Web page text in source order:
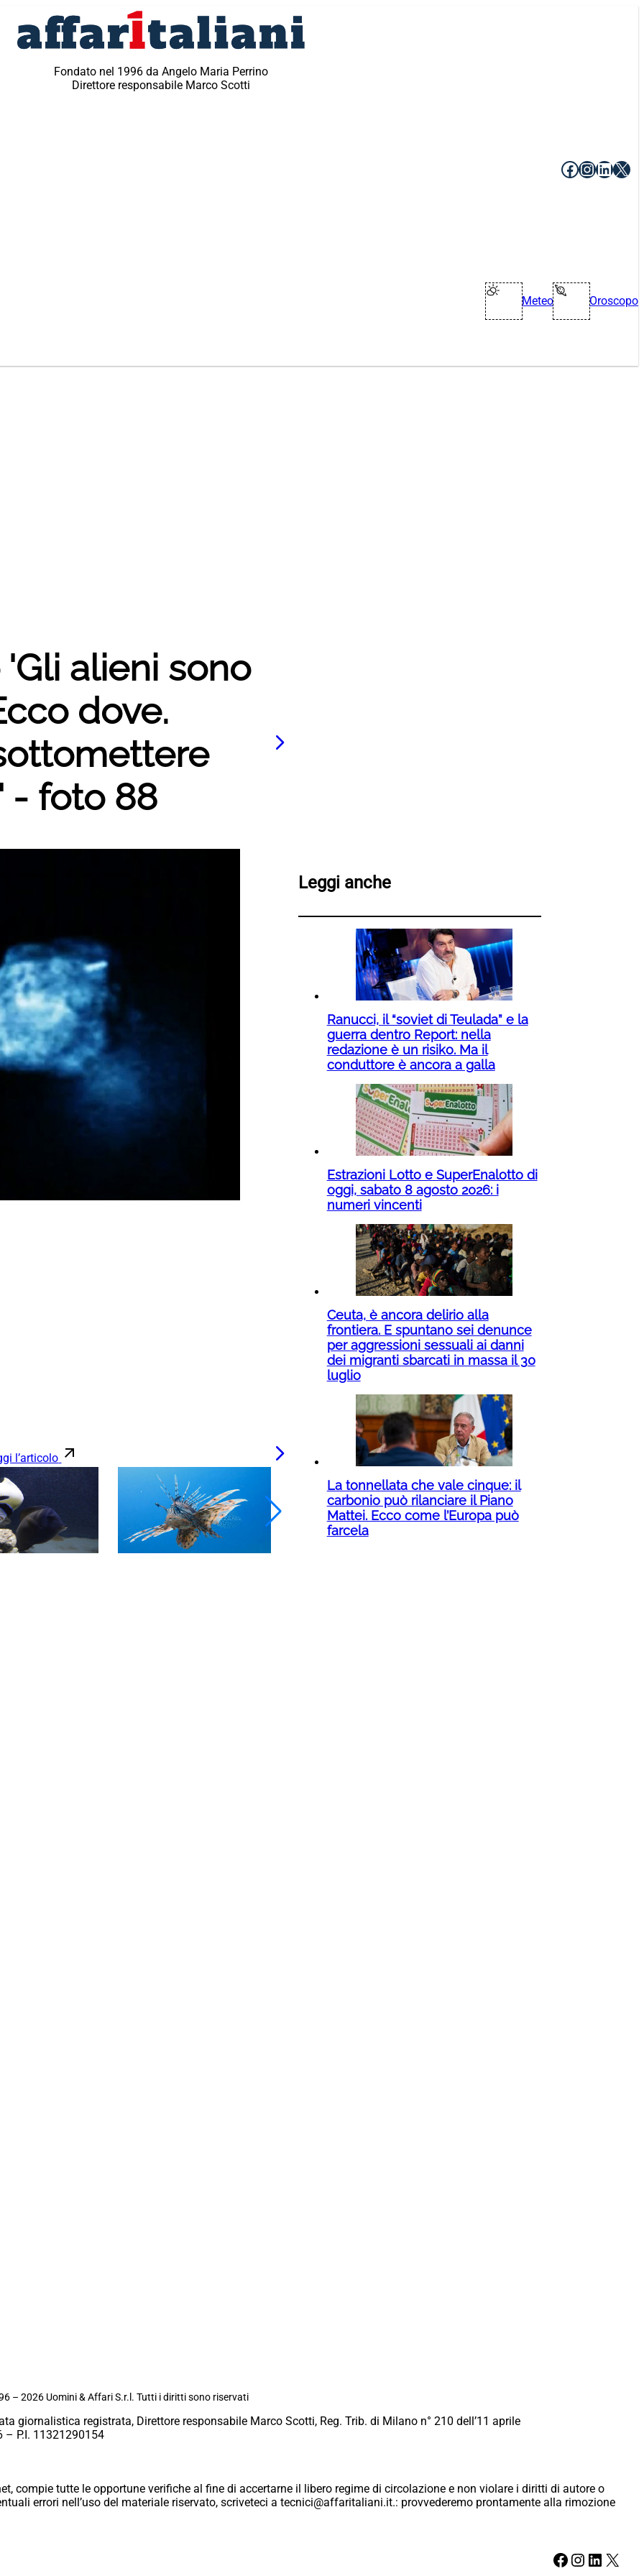
Fondato nel 1996 da Angelo Maria Perrino
Direttore responsabile Marco Scotti
Facebook
X
Meteo Oroscopo
alieni sono
dove.
- foto 88
l’articolo
Leggi anche
Ranucci, il “soviet di Teulada” e la
guerra dentro Report: nella
redazione è un risiko. Ma il
conduttore è ancora a galla
Estrazioni Lotto e SuperEnalotto di
oggi, sabato 8 agosto 2026: i
numeri vincenti
Ceuta, è ancora delirio alla
frontiera. E spuntano sei denunce
per aggressioni sessuali ai danni
dei migranti sbarcati in massa il 30
luglio
La tonnellata che vale cinque: il
carbonio può rilanciare il Piano
Mattei. Ecco come l’Europa può
farcela
– 2026 Uomini & Affari S.r.l. Tutti i diritti sono riservati
giornalistica registrata, Direttore responsabile Marco Scotti, Reg. Trib. di Milano n° 210 dell’11 aprile
– P.I. 11321290154
compie tutte le opportune verifiche al fine di accertarne il libero regime di circolazione e non violare i diritti di autore o
errori nell’uso del materiale riservato, scriveteci a tecnici@affaritaliani.it.: provvederemo prontamente alla rimozione
Facebook Instagram LinkedIn X